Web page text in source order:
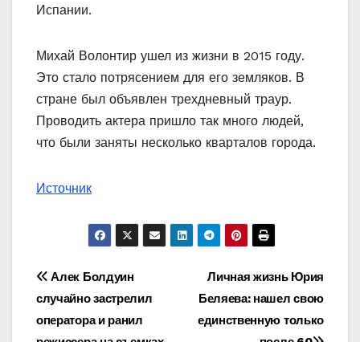
Испании.
Михай Волонтир ушел из жизни в 2015 году.
Это стало потрясением для его земляков. В
стране был объявлен трехдневный траур.
Проводить актера пришло так много людей,
что были заняты несколько кварталов города.
Источник
Навигация
по
Личная жизнь Юрия
Беляева: нашел свою
единственную только
Алек Болдуин
случайно застрелил
оператора и ранил